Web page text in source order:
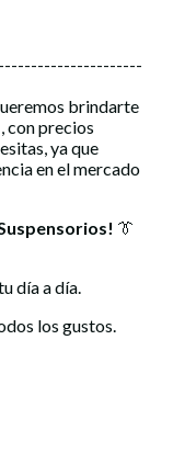
brindarte
con precios
ya que
en el mercado
! 👔
día a día.
los gustos.